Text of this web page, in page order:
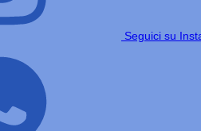
Seguici su